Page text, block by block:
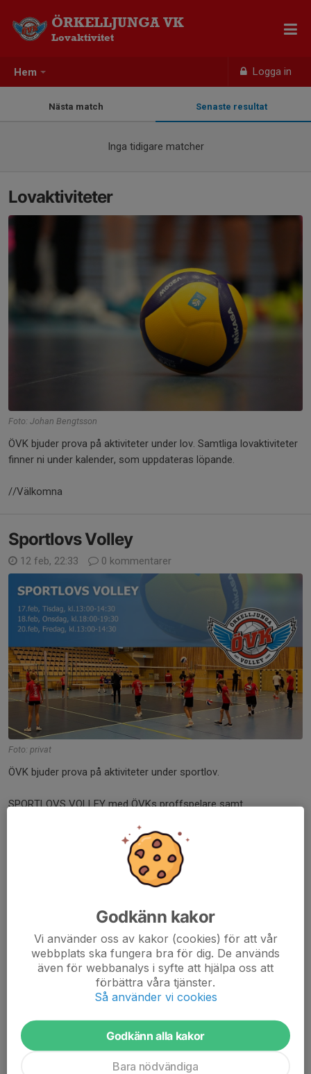
Hem Logga in
ÖRKELLJUNGA VK
Lovaktivitet
Nästa match Senaste resultat
Inga tidigare matcher
Lovaktiviteter
Foto: Johan Bengtsson
ÖVK bjuder prova på aktiviteter under lov. Samtliga lovaktiviteter
finner ni under kalender, som uppdateras löpande.
//Välkomna
Sportlovs Volley
12 feb, 22:33 0 kommentarer
Foto: privat
ÖVK bjuder prova på aktiviteter under sportlov.
SPORTLOVS VOLLEY med ÖVKs proffspelare samt
TISDAG 13:00-14:30 den 17 februari (Forum, Örkelljunga)
ledare ÖVKs proffs
ONSDAG 18:00-19:30 den 18 februari...
Välkomna och på sommarlovsvolley
15 jun 2025 0 kommentarer
Godkänn kakor
Vi använder oss av kakor (cookies) för att vår
webbplats ska fungera bra för dig. De används
även för webbanalys i syfte att hjälpa oss att
förbättra våra tjänster.
Så använder vi cookies
Godkänn alla kakor
Bara nödvändiga